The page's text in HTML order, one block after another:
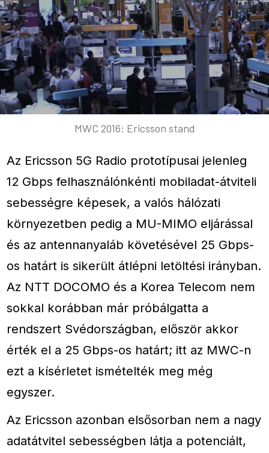
MWC 2016: Ericsson stand
Az Ericsson 5G Radio prototípusai jelenleg
12 Gbps felhasználónkénti mobiladat-átviteli
sebességre képesek, a valós hálózati
környezetben pedig a MU-MIMO eljárással
és az antennanyaláb követésével 25 Gbps-
os határt is sikerült átlépni letöltési irányban.
Az NTT DOCOMO és a Korea Telecom nem
sokkal korábban már próbálgatta a
rendszert Svédországban, először akkor
érték el a 25 Gbps-os határt; itt az MWC-n
ezt a kísérletet ismételték meg még
egyszer.
Az Ericsson azonban elsősorban nem a nagy
adatátvitel sebességben látja a potenciált,